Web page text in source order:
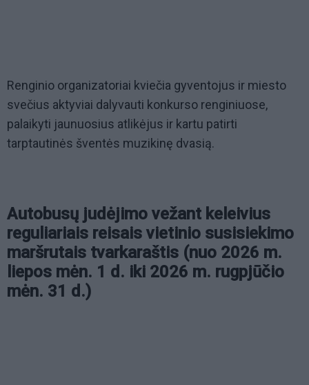
Renginio organizatoriai kviečia gyventojus ir miesto
svečius aktyviai dalyvauti konkurso renginiuose,
palaikyti jaunuosius atlikėjus ir kartu patirti
tarptautinės šventės muzikinę dvasią.
Autobusų judėjimo vežant keleivius
reguliariais reisais vietinio susisiekimo
maršrutais tvarkaraštis (nuo 2026 m.
liepos mėn. 1 d. iki 2026 m. rugpjūčio
mėn. 31 d.)